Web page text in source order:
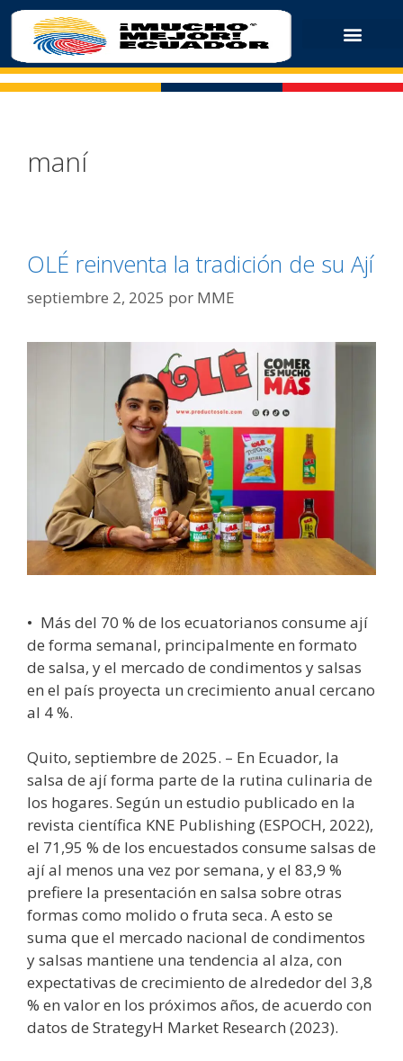
maní
OLÉ reinventa la tradición de su Ají
septiembre 2, 2025 por MME
• Más del 70 % de los ecuatorianos consume ají
de forma semanal, principalmente en formato
de salsa, y el mercado de condimentos y salsas
en el país proyecta un crecimiento anual cercano
al 4 %.
Quito, septiembre de 2025. – En Ecuador, la
salsa de ají forma parte de la rutina culinaria de
los hogares. Según un estudio publicado en la
revista científica KNE Publishing (ESPOCH, 2022),
el 71,95 % de los encuestados consume salsas de
ají al menos una vez por semana, y el 83,9 %
prefiere la presentación en salsa sobre otras
formas como molido o fruta seca. A esto se
suma que el mercado nacional de condimentos
y salsas mantiene una tendencia al alza, con
expectativas de crecimiento de alrededor del 3,8
% en valor en los próximos años, de acuerdo con
datos de StrategyH Market Research (2023).